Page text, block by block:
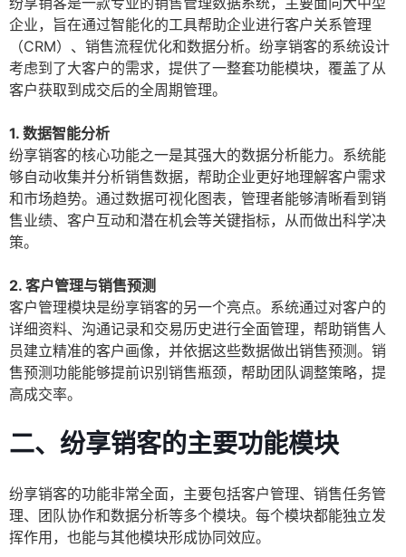
企业，旨在通过智能化的工具帮助企业进行客户关系管理
（CRM）、销售流程优化和数据分析。纷享销客的系统设计
考虑到了大客户的需求，提供了一整套功能模块，覆盖了从
客户获取到成交后的全周期管理。
1. 数据智能分析
纷享销客的核心功能之一是其强大的数据分析能力。系统能
够自动收集并分析销售数据，帮助企业更好地理解客户需求
和市场趋势。通过数据可视化图表，管理者能够清晰看到销
售业绩、客户互动和潜在机会等关键指标，从而做出科学决
策。
2. 客户管理与销售预测
客户管理模块是纷享销客的另一个亮点。系统通过对客户的
详细资料、沟通记录和交易历史进行全面管理，帮助销售人
员建立精准的客户画像，并依据这些数据做出销售预测。销
售预测功能能够提前识别销售瓶颈，帮助团队调整策略，提
高成交率。
二、纷享销客的主要功能模块
纷享销客的功能非常全面，主要包括客户管理、销售任务管
理、团队协作和数据分析等多个模块。每个模块都能独立发
挥作用，也能与其他模块形成协同效应。